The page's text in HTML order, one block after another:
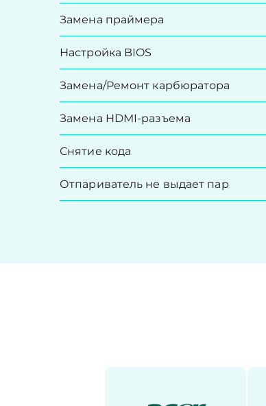
Замена праймера
Настройка BIOS
Замена/Pемонт карбюратора
Замена HDMI-разъема
Снятие кода
Отпариватель не выдает пар